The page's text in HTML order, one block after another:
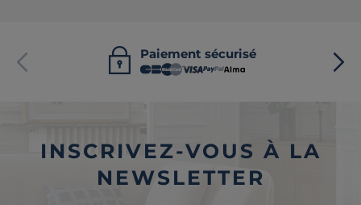
Paiement sécurisé
INSCRIVEZ-VOUS À LA
NEWSLETTER